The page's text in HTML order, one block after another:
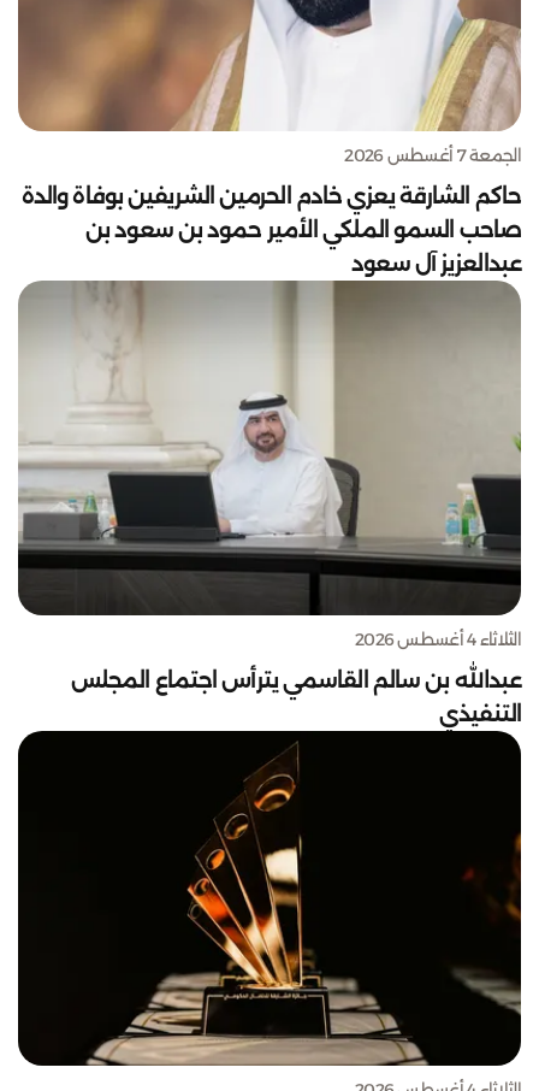
الجمعة 7 أغسطس 2026
حاكم الشارقة يعزي خادم الحرمين الشريفين بوفاة والدة
صاحب السمو الملكي الأمير حمود بن سعود بن
عبدالعزيز آل سعود
الثلاثاء 4 أغسطس 2026
عبدالله بن سالم القاسمي يترأس اجتماع المجلس
التنفيذي